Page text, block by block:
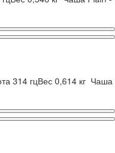
314 гцВес 0,614 кг Чаша